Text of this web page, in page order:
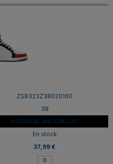
ZS8323Z38020160
38
NEGRO/BLANCO/ROJO
En stock
37,99 €